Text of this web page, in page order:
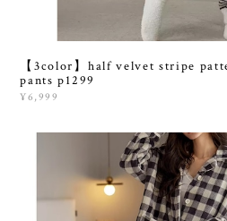
【3color】half velvet stripe
pants p1299
¥6,999